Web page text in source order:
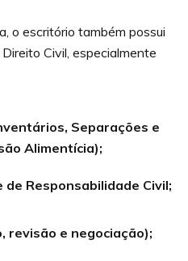
o escritório também possui
Civil, especialmente
Separações e
Alimentícia);
Responsabilidade Civil;
revisão e negociação);